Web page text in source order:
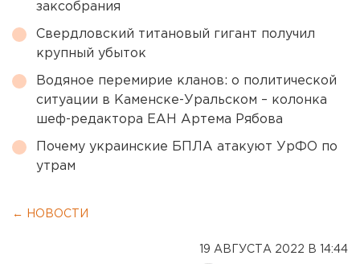
заксобрания
Свердловский титановый гигант получил
крупный убыток
Водяное перемирие кланов: о политической
ситуации в Каменске-Уральском – колонка
шеф-редактора ЕАН Артема Рябова
Почему украинские БПЛА атакуют УрФО по
утрам
← НОВОСТИ
19 АВГУСТА 2022 В 14:44